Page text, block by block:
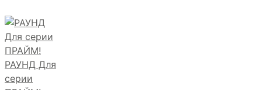
РАУНД Для
серии